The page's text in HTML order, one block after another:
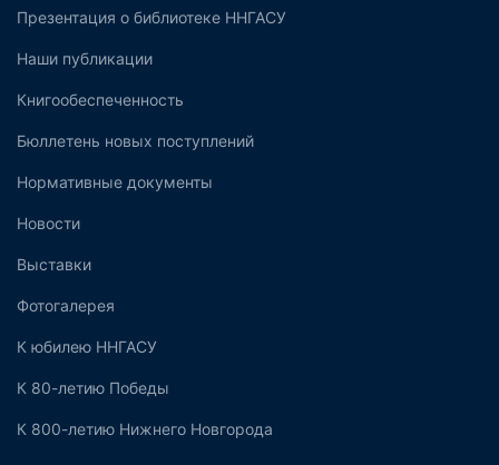
Презентация о библиотеке ННГАСУ
Наши публикации
Книгообеспеченность
Бюллетень новых поступлений
Нормативные документы
Новости
Выставки
Фотогалерея
К юбилею ННГАСУ
К 80-летию Победы
К 800-летию Нижнего Новгорода